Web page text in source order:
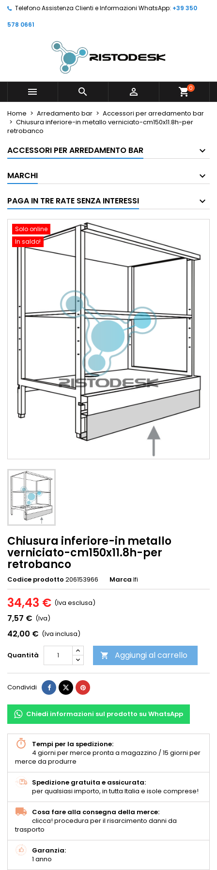
Telefono Assistenza Clienti e Informazioni WhatsApp: +39 350
578 0661
   shopping_cart0
Home Arredamento bar
Accessori per arredamento bar
Chiusura inferiore-in metallo verniciato-cm150x11.8h-per
retrobanco
ACCESSORI PER ARREDAMENTO BAR
MARCHI
PAGA IN TRE RATE SENZA INTERESSI
Solo online
In saldo!
Chiusura inferiore-in metallo
verniciato-cm150x11.8h-per
retrobanco
Codice prodotto 206153966 Marca Ifi
34,43 € (Iva esclusa)
7,57 € (Iva)
42,00 € (Iva inclusa)
Quantità  Aggiungi al carrello
Condividi
Chiedi informazioni sul prodotto su WhatsApp
Tempi per la spedizione:
4 giorni per merce pronta a magazzino / 15 giorni per
merce da produrre
Spedizione gratuita e assicurata:
per qualsiasi importo, in tutta Italia e isole comprese!
Cosa fare alla consegna della merce:
clicca! procedura per il risarcimento danni da
trasporto
Garanzia:
1 anno